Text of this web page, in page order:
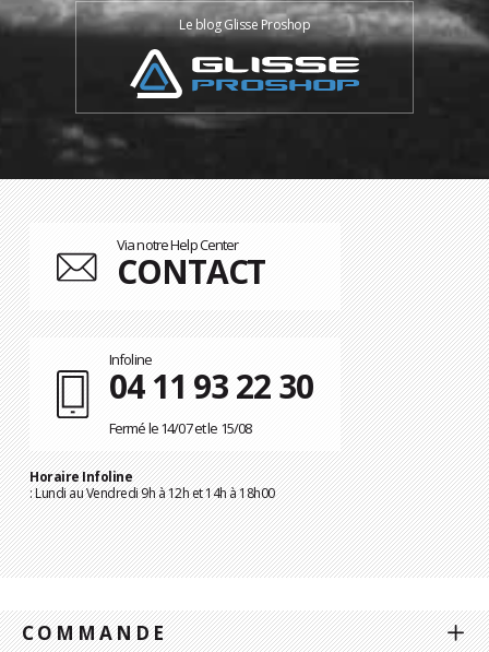
Le blog Glisse Proshop
Via notre Help Center
CONTACT
Infoline
04 11 93 22 30
Fermé le 14/07 et le 15/08
Horaire Infoline
: Lundi au Vendredi 9h à 12h et 14h à 18h00
COMMANDE